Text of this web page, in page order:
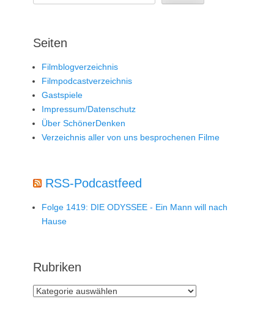
Seiten
Filmblogverzeichnis
Filmpodcastverzeichnis
Gastspiele
Impressum/Datenschutz
Über SchönerDenken
Verzeichnis aller von uns besprochenen Filme
RSS-Podcastfeed
Folge 1419: DIE ODYSSEE - Ein Mann will nach
Hause
Rubriken
Rubriken